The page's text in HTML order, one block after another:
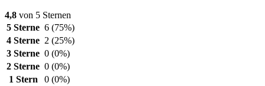
4,8 von 5 Sternen
5 Sterne 6 (75%)
4 Sterne 2 (25%)
3 Sterne 0 (0%)
2 Sterne 0 (0%)
1 Stern
0 (0%)